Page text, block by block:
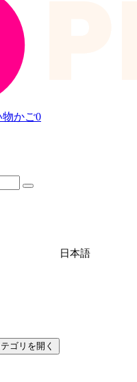
物かご0
日本語
ゴリを開く